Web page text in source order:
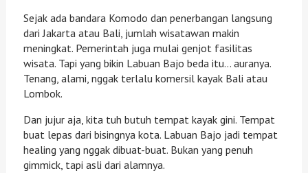
Sejak ada bandara Komodo dan penerbangan langsung
dari Jakarta atau Bali, jumlah wisatawan makin
meningkat. Pemerintah juga mulai genjot fasilitas
wisata. Tapi yang bikin Labuan Bajo beda itu… auranya.
Tenang, alami, nggak terlalu komersil kayak Bali atau
Lombok.
Dan jujur aja, kita tuh butuh tempat kayak gini. Tempat
buat lepas dari bisingnya kota. Labuan Bajo jadi tempat
healing yang nggak dibuat-buat. Bukan yang penuh
gimmick, tapi asli dari alamnya.